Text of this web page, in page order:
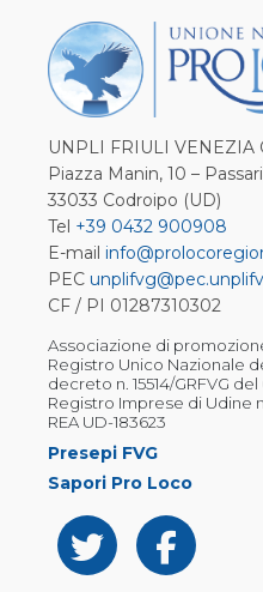
UNPLI FRIULI VENEZIA
Piazza Manin, 10 –
33033 Codroipo (UD)
Tel +39 0432 900908
E-mail
PEC
CF / PI 01287310302
Associazione di
Registro Unico Nazionale
decreto n. 15514/GRFVG
Registro Imprese di Udine
REA UD-183623
Presepi FVG
Sapori Pro Loco